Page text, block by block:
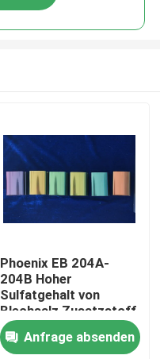
Phoenix EB 204A-
204B Hoher
Sulfatgehalt von
Blechsalz Zusatzstoff
Anfrage absenden